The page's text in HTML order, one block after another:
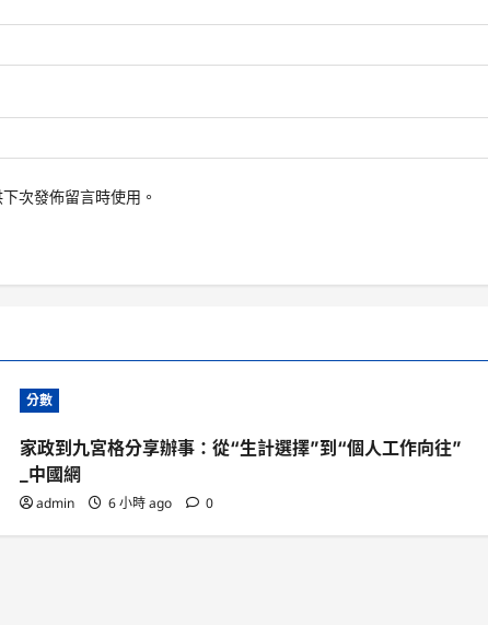
次發佈留言時使用。
分數
家政到九宮格分享辦事：從“生計選擇”到“個人工作向往”
_中國網
admin 6 小時 ago 0